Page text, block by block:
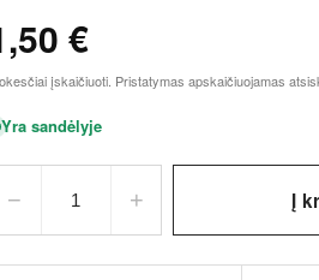
€
įskaičiuoti. Pristatymas apskaičiuojamas
Yra sandėlyje
1 + Į